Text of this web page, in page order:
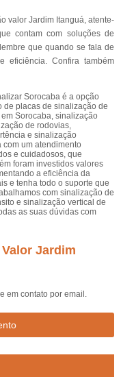
valor Jardim Itanguá, atente-
contam com soluções de
que quando se fala de
eficiência. Confira também
Sorocaba é a opção
de placas de sinalização de
Sorocaba, sinalização
de rodovias,
e sinalização
com um atendimento
e cuidadosos, que
foram investidos valores
a eficiência da
e tenha todo o suporte que
com sinalização de
e sinalização vertical de
as suas dúvidas com
Jardim
em contato por email.